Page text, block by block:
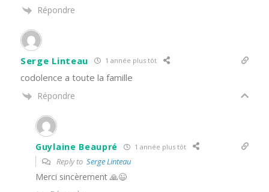
Répondre
Serge Linteau 1 année plus tôt
codolence a toute la famille
Répondre
Guylaine Beaupré 1 année plus tôt
Reply to Serge Linteau
Merci sincèrement 🙏😉